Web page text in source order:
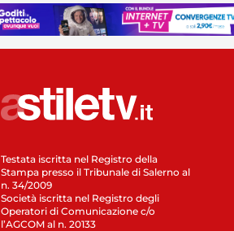
Testata iscritta nel Registro della
Stampa presso il Tribunale di Salerno al
n. 34/2009
Società iscritta nel Registro degli
Operatori di Comunicazione c/o
l’AGCOM al n. 20133